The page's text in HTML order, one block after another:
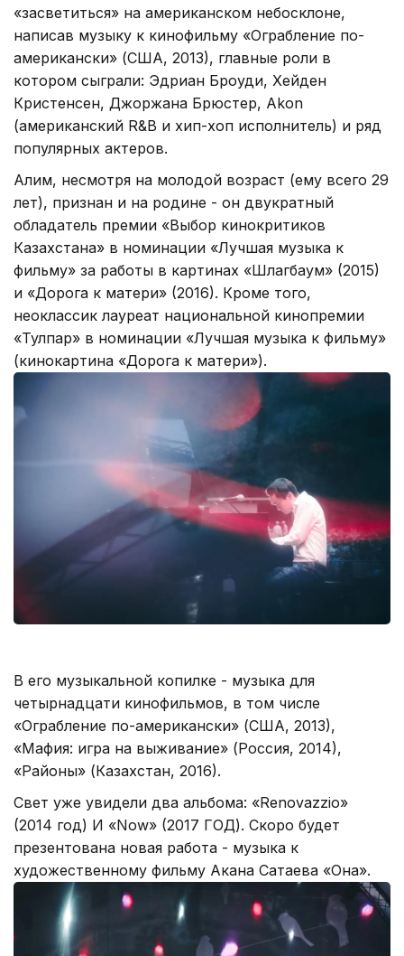
«засветиться» на американском небосклоне,
написав музыку к кинофильму «Ограбление по-
американски» (США, 2013), главные роли в
котором сыграли: Эдриан Броуди, Хейден
Кристенсен, Джоржана Брюстер, Akon
(американский R&B и хип-хоп исполнитель) и ряд
популярных актеров.
Алим, несмотря на молодой возраст (ему всего 29
лет), признан и на родине - он двукратный
обладатель премии «Выбор кинокритиков
Казахстана» в номинации «Лучшая музыка к
фильму» за работы в картинах «Шлагбаум» (2015)
и «Дорога к матери» (2016). Кроме того,
неоклассик лауреат национальной кинопремии
«Тулпар» в номинации «Лучшая музыка к фильму»
(кинокартина «Дорога к матери»).
В его музыкальной копилке - музыка для
четырнадцати кинофильмов, в том числе
«Ограбление по-американски» (США, 2013),
«Мафия: игра на выживание» (Россия, 2014),
«Районы» (Казахстан, 2016).
Свет уже увидели два альбома: «Renovazzio»
(2014 год) И «Now» (2017 ГОД). Скоро будет
презентована новая работа - музыка к
художественному фильму Акана Сатаева «Она».